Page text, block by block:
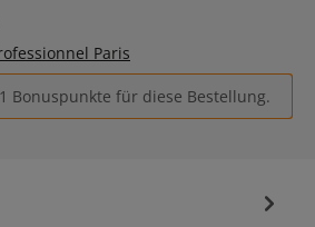
Paris
Bonuspunkte für diese Bestellung.